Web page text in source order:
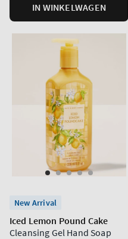
IN WINKELWAGEN
New Arrival
Iced Lemon Pound Cake
Cleansing Gel Hand Soap